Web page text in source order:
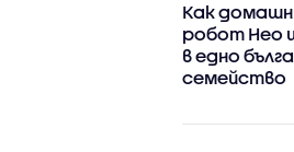
Как
робот Нео
в едно
семейство